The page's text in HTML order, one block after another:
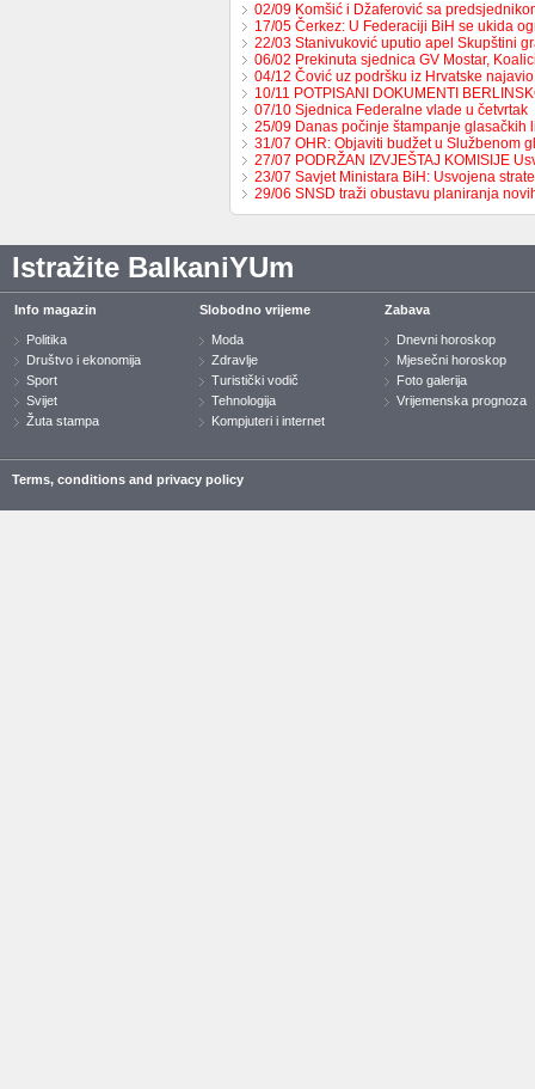
02/09 Komšić i Džaferović sa
17/05 Čerkez: U Federaciji BiH se ukida
22/03 Stanivuković uputio apel Skupštini
06/02 Prekinuta sjednica GV Mostar,
04/12 Čović uz podršku iz Hrvatske
10/11 POTPISANI DOKUMENTI
07/10 Sjednica Federalne vlade u četvrtak
25/09 Danas počinje štampanje glasačkih
31/07 OHR: Objaviti budžet u Službenom
27/07 PODRŽAN IZVJEŠTAJ KOMISIJE
23/07 Savjet Ministara BiH: Usvojena
29/06 SNSD traži obustavu planiranja
Istražite BalkaniYUm
Info magazin
Politika
Društvo i ekonomija
Sport
Svijet
Žuta stampa
Slobodno vrijeme
Moda
Zdravlje
Turistički vodič
Tehnologija
Kompjuteri i internet
Zabava
Dnevni horoskop
Mjesečni horoskop
Foto galerija
Vrijemenska prognoza
Terms, conditions and privacy policy